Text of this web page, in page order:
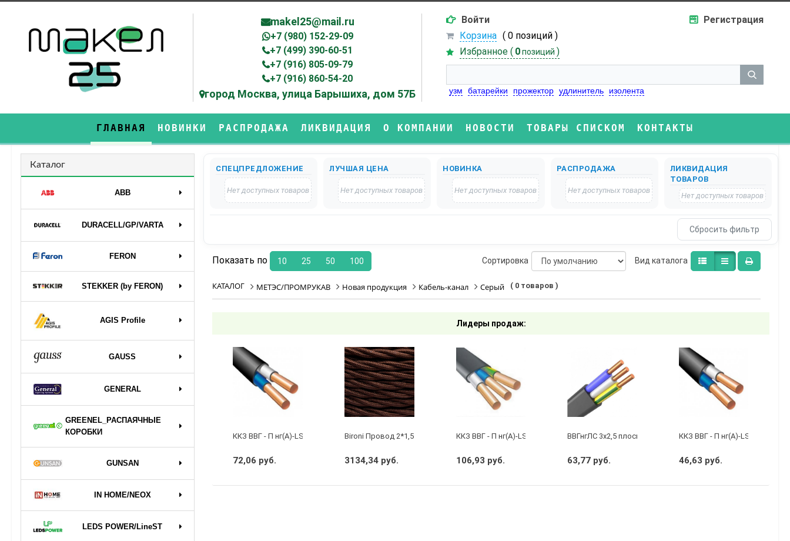
makel25@mail.ru
+7 (980) 152-29-09
+7 (499) 390-60-51
+7 (916) 805-09-79
+7 (916) 860-54-20
город Москва, улица Барышиха, дом 57Б
Войти
Регистрация
Корзина ( 0 позиций )
Избранное ( 0 позиций )
узм батарейки прожектор удлинитель изолента
ГЛАВНАЯ НОВИНКИ РАСПРОДАЖА ЛИКВИДАЦИЯ О КОМПАНИИ НОВОСТИ ТОВАРЫ СПИСКОМ КОНТАКТЫ
Каталог
ABB
DURAСELL/GP/VARTA
FERON
STEKKER (by FERON)
AGIS Profile
GAUSS
GENERAL
GREENEL_РАСПАЯЧНЫЕ
КОРОБКИ
GUNSAN
IN HOME/NEOX
LEDS POWER/LineST
СПЕЦПРЕДЛОЖЕНИЕ
Нет доступных товаров
ЛУЧШАЯ ЦЕНА
Нет доступных товаров
НОВИНКА
Нет доступных товаров
РАСПРОДАЖА
Нет доступных товаров
ЛИКВИДАЦИЯ
ТОВАРОВ
Нет доступных товаров
Показать по 10 25 50 100 Bид каталога
Сортировка
КАТАЛОГ МЕТЭС/ПРОМРУКАВ Новая продукция Кабель-канал Серый ( 0 товаров )
Лидеры продаж:
ККЗ ВВГ - П нг(А)-LS 2 х 2,5 ГОСТ
72,06 руб.
Bironi Провод 2*1,5 Коричневый (глянец) (цена за бухту 50м)
3134,34 руб.
ККЗ ВВГ - П нг(А)-LS 3 х 2,5 ГОСТ
106,93 руб.
ВВГнгЛС 3x2,5 плоский черный
63,77 руб.
ККЗ ВВГ - П нг(А)-LS 2 х 1,5
46,63 руб.